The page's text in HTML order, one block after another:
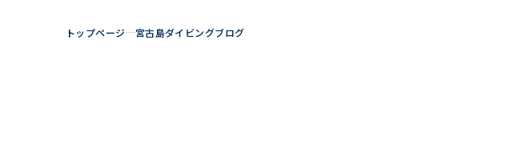
トップページ 宮古島ダイビングブログ